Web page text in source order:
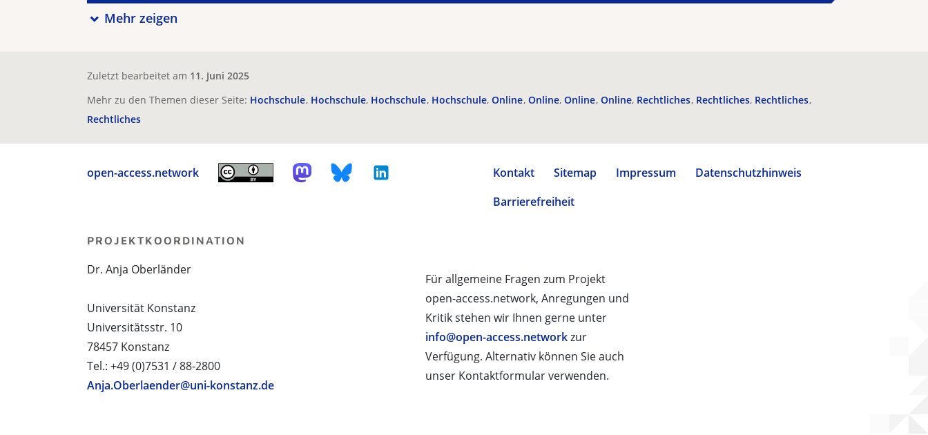
Mehr zeigen
Zuletzt bearbeitet am 11. Juni 2025
Mehr zu den Themen dieser Seite: Hochschule Hochschule Hochschule Hochschule Online Online Online Online Rechtliches Rechtliches Rechtliches
Rechtliches
open-access.network Kontakt Sitemap Impressum
Datenschutzhinweis
Barrierefreiheit
Für allgemeine Fragen zum Projekt
open-access.network, Anregungen und
Kritik stehen wir Ihnen gerne unter
info@open-access.networkzur
Verfügung. Alternativ können Sie auch
unser Kontaktformular verwenden.
PROJEKTKOORDINATION
Dr. Anja Oberländer
Universität Konstanz
Universitätsstr. 10
78457 Konstanz
Tel.: +49 (0)7531 / 88-2800
Anja.Oberlaender@uni-konstanz.de